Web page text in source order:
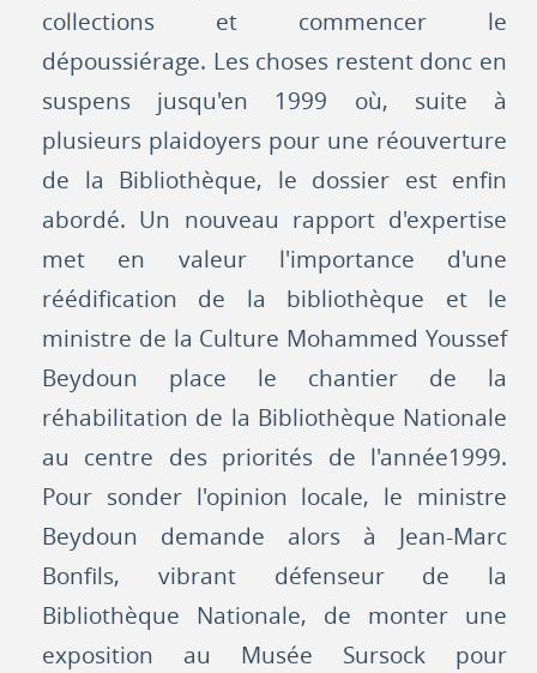
collections et commencer le
dépoussiérage. Les choses restent donc en
suspens jusqu'en 1999 où, suite à
plusieurs plaidoyers pour une réouverture
de la Bibliothèque, le dossier est enfin
abordé. Un nouveau rapport d'expertise
met en valeur l'importance d'une
réédification de la bibliothèque et le
ministre de la Culture Mohammed Youssef
Beydoun place le chantier de la
réhabilitation de la Bibliothèque Nationale
au centre des priorités de l'année1999.
Pour sonder l'opinion locale, le ministre
Beydoun demande alors à Jean-Marc
Bonfils, vibrant défenseur de la
Bibliothèque Nationale, de monter une
exposition au Musée Sursock pour